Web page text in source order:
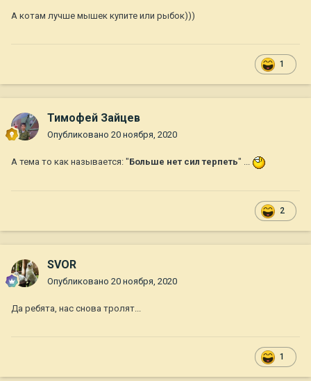
А котам лучше мышек купите или рыбок)))
1
Тимофей Зайцев
Опубликовано 20 ноября, 2020
А тема то как называется: "Больше нет сил терпеть" ...
2
SVOR
Опубликовано 20 ноября, 2020
Да ребята, нас снова тролят...
1